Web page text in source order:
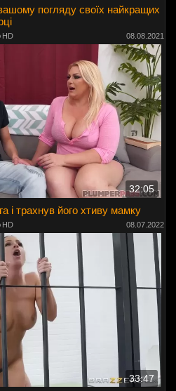
погляду своїх найкращих
HD 08.08.2021
32:05
і трахнув його хтиву мамку
HD 08.07.2022
33:47